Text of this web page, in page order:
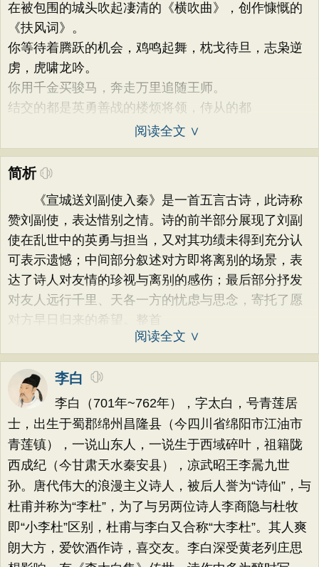
在被包围的城头吹起凄清的《横吹曲》，创作慷慨的
《扶风词》。
你等待着腾跃的机会，鸡鸣起舞，枕戈待旦，志枭逆
虏，虎啸龙吟。
你用千金买骏马，奔走万里追随王师。
结交的都是英勇善战的楼烦将领，侍从的都
阅读全文 ∨
简析
《宣城送刘副使入秦》是一首五言古诗，此诗称
赞刘副使，表达惜别之情。诗的前半部分展现了刘副
使在乱世中的英勇与担当，又对其功绩未得到充分认
可表示遗憾；中间部分叙述对方即将离别的场景，表
达了诗人对友情的珍视与离别的感伤；最后部分抒发
对友人远行千里、天各一方的忧虑与思念，寄托了愿
对方早日归来的希望。整首
阅读全文 ∨
李白
李白（701年~762年），字太白，号青莲居
士，出生于蜀郡绵州昌隆县（今四川省绵阳市江油市
青莲镇），一说山东人，一说生于西域碎叶，祖籍陇
西成纪（今甘肃天水秦安县），凉武昭王李暠九世
孙。唐代伟大的浪漫主义诗人，被后人誉为“诗仙”，与
杜甫并称为“李杜”，为了与另两位诗人李商隐与杜牧
即“小李杜”区别，杜甫与李白又合称“大李杜”。其人爽
朗大方，爱饮酒作诗，喜交友。李白深受黄老列庄思